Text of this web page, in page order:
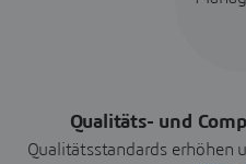
Qualitäts- und
Qualitätsstandards erhöhen